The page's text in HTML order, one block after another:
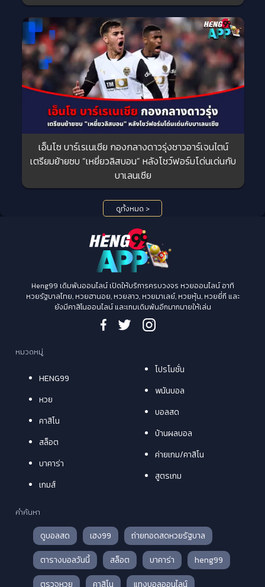
เอ็นโซ บาร์เรเนเชีย กองกลางดาวรุ่งชาวอาร์เจนไตน์
เตรียมย้ายซบ “เหยี่ยวลิสบอน” หลังโชว์ฟอร์มโด่นเด่นกับ
บาเลนเซีย
ดูทั้งหมด >
Heng99 เดิมพันออนไลน์ เปิดให้บริการครบวงจร หวยออนไลน์ อาทิ
หวยรัฐบาลไทย, หวยฮานอย, หวยลาว, หวยมาเลย์, หวยหุ้น, หวยยี่กี และ
ยังมีคาสิโนออนไลน์ และเกมเดิมพันอีกมากมายให้เล่น
หมวดหมู่
HENG99
หวย
คาสิโน
สล็อต
บาคาร่า
เกมส์
โปรโมชั่น
พนันบอล
บอลสด
บ้านผลบอล
ค่ายเกม/คาสิโน
สูตรเกม
คำค้นหา
ดูบอลสด เฮง99
ถ่ายทอดสดหวยรัฐบาล
ตารางบอลวันนี้
สล็อต บาคาร่า
heng99